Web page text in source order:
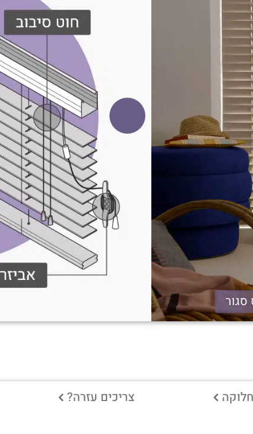
סגור
צריכים עזרה?